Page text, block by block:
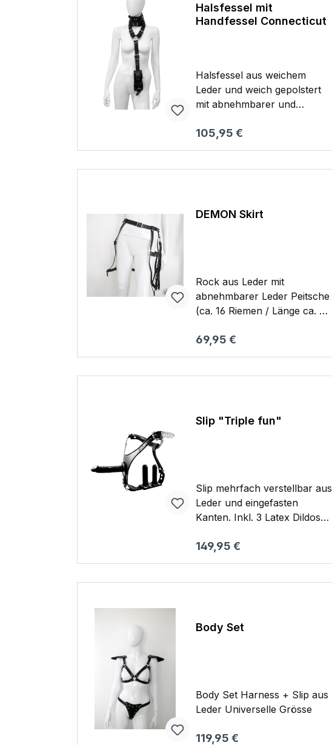
Halsfessel mit
Handfessel Connecticut
Halsfessel aus weichem
Leder und weich gepolstert
mit abnehmbarer und
Verbindung Halsband Breite
ca. 10 cm, verstellbar von ca.
Regulärer Preis:
105,95 €
DEMON Skirt
Rock aus Leder mit
abnehmbarer Leder Peitsche
(ca. 16 Riemen / Länge ca. 45
65 cm bis 90 cm 0,380 kg
Regulärer Preis:
69,95 €
Slip "Triple fun"
Slip mehrfach verstellbar aus
Leder und eingefasten
Kanten. Inkl. 3 Latex Dildos
tauschbar) (Ø 3 cm 2x 14 cm
und 1x 11 cm) Slip Umfang
werden und somit kann der
0,420kg
Regulärer Preis:
149,95 €
Body Set
Body Set Harness + Slip aus
Leder Universelle Grösse
Regulärer Preis:
119,95 €